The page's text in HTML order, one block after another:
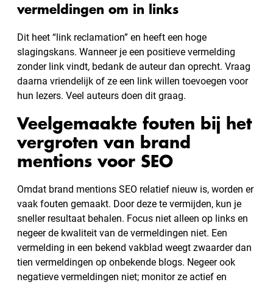
vermeldingen om in links
Dit heet “link reclamation” en heeft een hoge
slagingskans. Wanneer je een positieve vermelding
zonder link vindt, bedank de auteur dan oprecht. Vraag
daarna vriendelijk of ze een link willen toevoegen voor
hun lezers. Veel auteurs doen dit graag.
Veelgemaakte fouten bij het
vergroten van brand
mentions voor SEO
Omdat brand mentions SEO relatief nieuw is, worden er
vaak fouten gemaakt. Door deze te vermijden, kun je
sneller resultaat behalen. Focus niet alleen op links en
negeer de kwaliteit van de vermeldingen niet. Een
vermelding in een bekend vakblad weegt zwaarder dan
tien vermeldingen op onbekende blogs. Negeer ook
negatieve vermeldingen niet; monitor ze actief en